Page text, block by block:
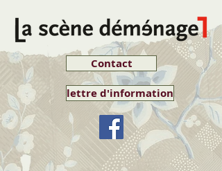
Contact
lettre d'information